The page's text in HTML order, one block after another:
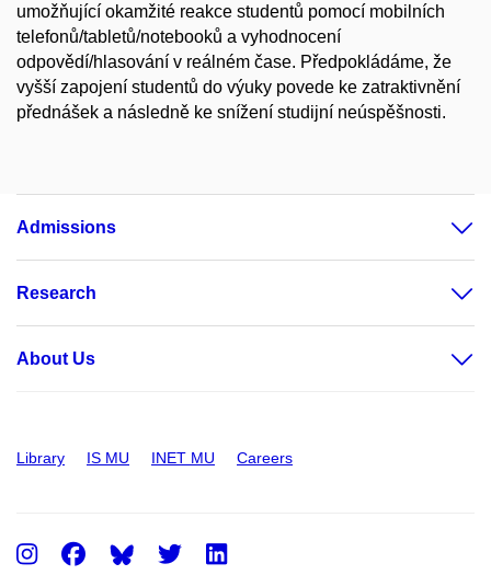
umožňující okamžité reakce studentů pomocí mobilních
telefonů/tabletů/notebooků a vyhodnocení
odpovědí/hlasování v reálném čase. Předpokládáme, že
vyšší zapojení studentů do výuky povede ke zatraktivnění
přednášek a následně ke snížení studijní neúspěšnosti.
Admissions
Research
About Us
Library IS MU INET MU Careers
Instagram
FacebookTwitter